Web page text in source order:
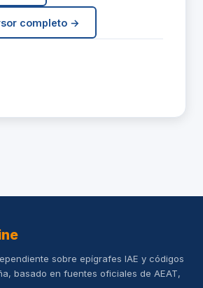
completo →
sobre epígrafes IAE y códigos
basado en fuentes oficiales de AEAT,